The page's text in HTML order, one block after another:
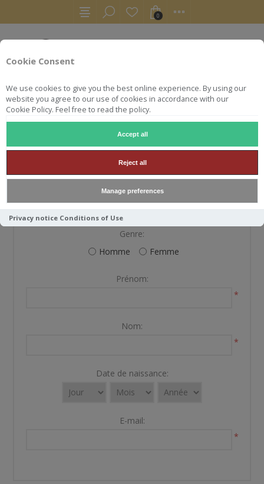
Cookie Consent
We use cookies to give you the best online experience. By using our
website you agree to our use of cookies in accordance with our
Cookie Policy. Feel free to read the policy.
Accept all
Reject all
Manage preferences
Privacy notice Conditions of Use
0
S'ENREGISTRER
VOS INFORMATIONS PERSONNELLES
Genre:
Homme
Femme
Prénom:
*
Nom:
*
Date de naissance:
E-mail:
*